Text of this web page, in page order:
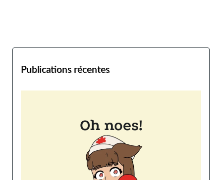
Publications récentes